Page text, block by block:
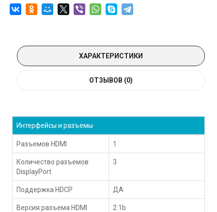
ХАРАКТЕРИСТИКИ
ОТЗЫВОВ (0)
Интерфейсы и разъемы
Разъемов HDMI 1
Количество разъемов
DisplayPort
3
Поддержка HDCP ДА
Версия разъема HDMI 2.1b